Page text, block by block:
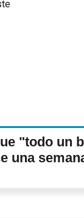
"todo un
una